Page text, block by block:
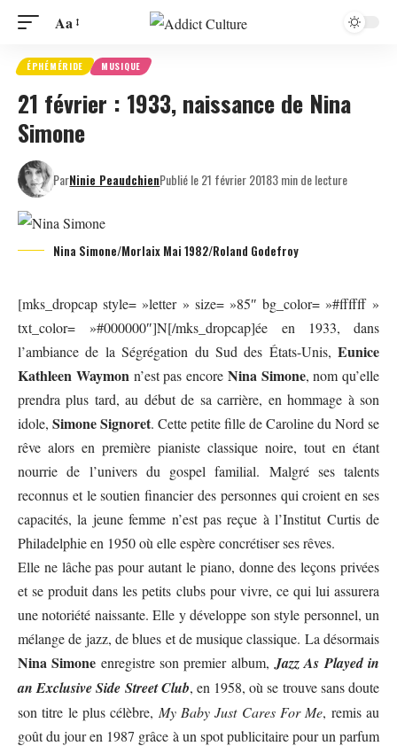
Aa
ÉPHÉMÉRIDE MUSIQUE
21 février : 1933, naissance de Nina
Simone
ParNinie PeaudchienPublié le 21 février 20183 min de lecture
Nina Simone/Morlaix Mai 1982/Roland Godefroy
[mks_dropcap style= »letter » size= »85″ bg_color= »#ffffff »
txt_color= »#000000″]N[/mks_dropcap]ée en 1933, dans
l’ambiance de la Ségrégation du Sud des États-Unis, Eunice
Kathleen Waymon n’est pas encore Nina Simone, nom qu’elle
prendra plus tard, au début de sa carrière, en hommage à son
idole, Simone Signoret. Cette petite fille de Caroline du Nord se
rêve alors en première pianiste classique noire, tout en étant
nourrie de l’univers du gospel familial. Malgré ses talents
reconnus et le soutien financier des personnes qui croient en ses
capacités, la jeune femme n’est pas reçue à l’Institut Curtis de
Philadelphie en 1950 où elle espère concrétiser ses rêves.
Elle ne lâche pas pour autant le piano, donne des leçons privées
et se produit dans les petits clubs pour vivre, ce qui lui assurera
une notoriété naissante. Elle y développe son style personnel, un
mélange de jazz, de blues et de musique classique. La désormais
Nina Simone enregistre son premier album, Jazz As Played in
an Exclusive Side Street Club, en 1958, où se trouve sans doute
son titre le plus célèbre, My Baby Just Cares For Me, remis au
goût du jour en 1987 grâce à un spot publicitaire pour un parfum